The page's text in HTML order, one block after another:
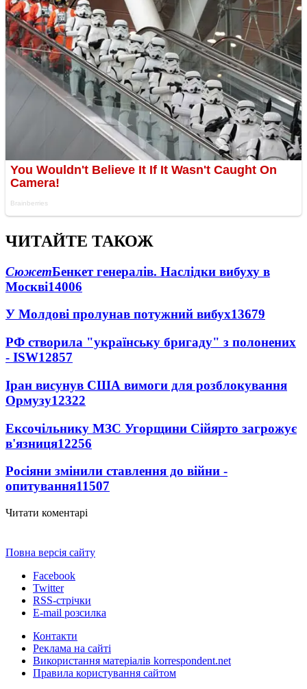
ЧИТАЙТЕ ТАКОЖ
СюжетБенкет генералів. Наслідки вибуху в
Москві14006
У Молдові пролунав потужний вибух13679
РФ створила "українську бригаду" з полонених
- ISW12857
Іран висунув США вимоги для розблокування
Ормузу12322
Ексочільнику МЗС Угорщини Сійярто загрожує
в'язниця12256
Росіяни змінили ставлення до війни -
опитування11507
Читати коментарі
Повна версія сайту
Facebook
Twitter
RSS-стрічки
E-mail розсилка
Контакти
Реклама на сайті
Використання матеріалів korrespondent.net
Правила користування сайтом